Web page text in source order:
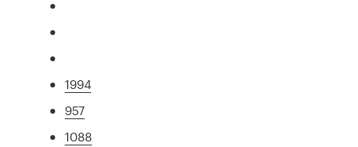
1994
957
1088